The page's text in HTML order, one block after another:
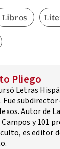
Libros
Pliego
Letras
Fue subdirector
Autor de
Campos y 101
es editor